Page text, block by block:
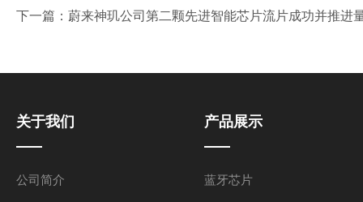
下一篇： 蔚来神玑公司第二颗先进智能芯片流片成功并推进
关于我们
公司简介
产品展示
蓝牙芯片